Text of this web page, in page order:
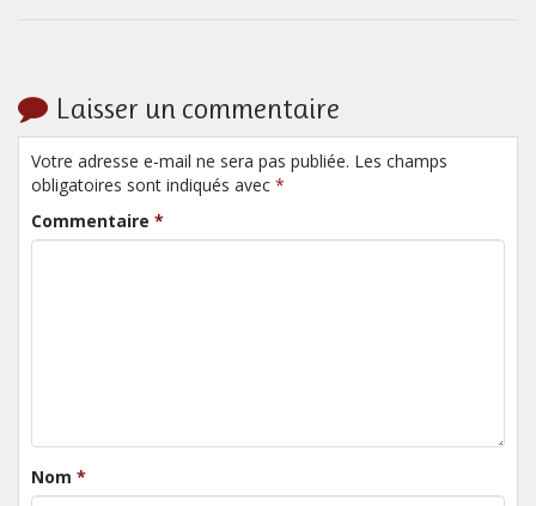
Laisser un commentaire
Votre adresse e-mail ne sera pas publiée. Les champs
obligatoires sont indiqués avec *
Commentaire *
Nom *